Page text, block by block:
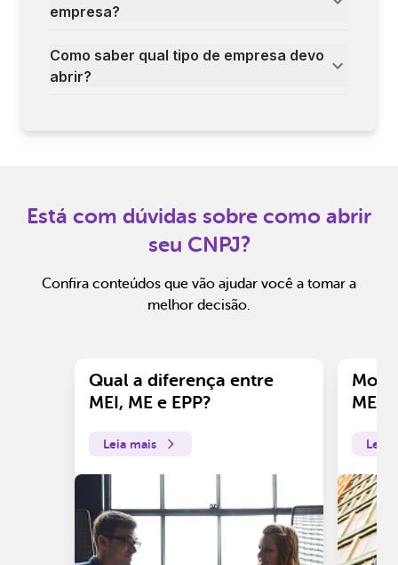
empresa?
Como saber qual tipo de empresa devo
abrir?
Está com dúvidas sobre como abrir
seu CNPJ?
Confira conteúdos que vão ajudar você a tomar a
melhor decisão.
Qual a diferença entre
MEI, ME e EPP?
Leia mais
ME?
Leia